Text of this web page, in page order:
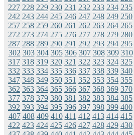
227 228 229 230 231 232 233 234 235
242 243 244 245 246 247 248 249 250
257 258 259 260 261 262 263 264 265
272 273 274 275 276 277 278 279 280
287 288 289 290 291 292 293 294 295
302 303 304 305 306 307 308 309 310
317 318 319 320 321 322 323 324 325
332 333 334 335 336 337 338 339 340
347 348 349 350 351 352 353 354 355
362 363 364 365 366 367 368 369 370
377 378 379 380 381 382 383 384 385
392 393 394 395 396 397 398 399 400
407 408 409 410 411 412 413 414 415
422 423 424 425 426 427 428 429 430